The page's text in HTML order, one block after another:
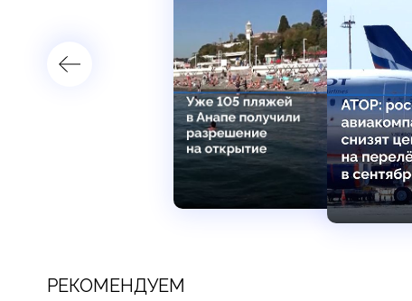
РЕКОМЕНДУЕМ